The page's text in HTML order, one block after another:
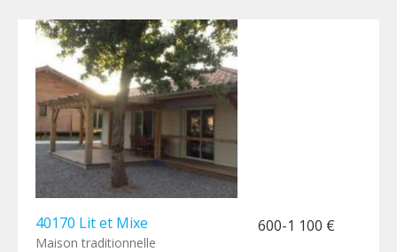
40170 Lit et Mixe 600-1 100 €
Maison traditionnelle